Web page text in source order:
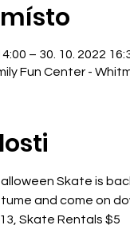
– 30. 10. 2022
Fun Center -
Skate is
and come on
Skate Rentals $5